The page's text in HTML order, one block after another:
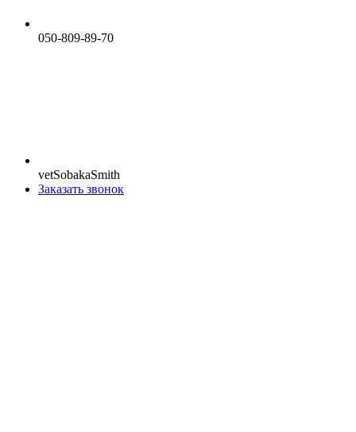
050-809-89-70
vetSobakaSmith
Заказать звонок